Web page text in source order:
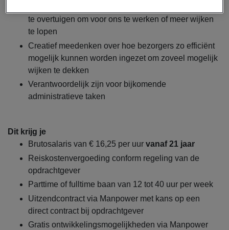
te overtuigen om voor ons te werken of meer wijken
te lopen
Creatief meedenken over hoe bezorgers zo efficiënt
mogelijk kunnen worden ingezet om zoveel mogelijk
wijken te dekken
Verantwoordelijk zijn voor bijkomende
administratieve taken
Dit krijg je
Brutosalaris van € 16,25 per uur vanaf 21 jaar
Reiskostenvergoeding conform regeling van de
opdrachtgever
Parttime of fulltime baan van 12 tot 40 uur per week
Uitzendcontract via Manpower met kans op een
direct contract bij opdrachtgever
Gratis ontwikkelingsmogelijkheden via Manpower